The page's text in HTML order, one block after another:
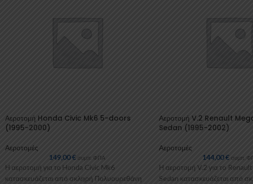
Αεροτομή Honda Civic Mk6 5-doors
(1995-2000)
Αεροτομές
149,00€ συμπ. ΦΠΑ
Η αεροτομή για το Honda Civic Mk6
κατασκευάζεται από σκληρή Πολυουρεθάνη
Αεροτομή V.2 Renault
Sedan (1995-2002)
Αεροτομές
144,00€ συμπ.
Η αεροτομή V.2 για το
Sedan κατασκευάζεται από